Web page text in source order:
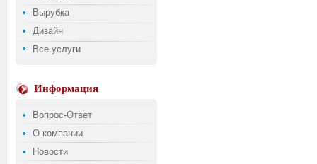
Вырубка
Дизайн
Все услуги
Информация
Вопрос-Ответ
О компании
Новости